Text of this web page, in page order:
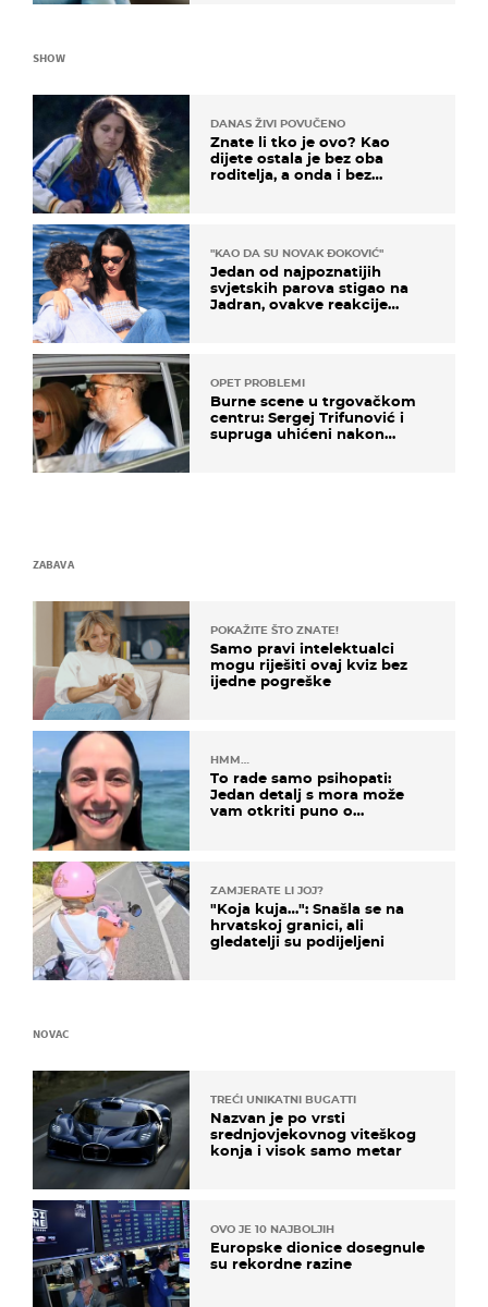
SHOW
DANAS ŽIVI POVUČENO
Znate li tko je ovo? Kao
dijete ostala je bez oba
roditelja, a onda i bez
"KAO DA SU NOVAK ĐOKOVIĆ"
Jedan od najpoznatijih
svjetskih parova stigao na
Jadran, ovakve reakcije
OPET PROBLEMI
Burne scene u trgovačkom
centru: Sergej Trifunović i
supruga uhićeni nakon
ZABAVA
POKAŽITE ŠTO ZNATE!
Samo pravi intelektualci
mogu riješiti ovaj kviz bez
ijedne pogreške
HMM…
To rade samo psihopati:
Jedan detalj s mora može
vam otkriti puno o
ZAMJERATE LI JOJ?
"Koja kuja…": Snašla se na
hrvatskoj granici, ali
gledatelji su podijeljeni
NOVAC
TREĆI UNIKATNI BUGATTI
Nazvan je po vrsti
srednjovjekovnog viteškog
konja i visok samo metar
OVO JE 10 NAJBOLJIH
Europske dionice dosegnule
su rekordne razine